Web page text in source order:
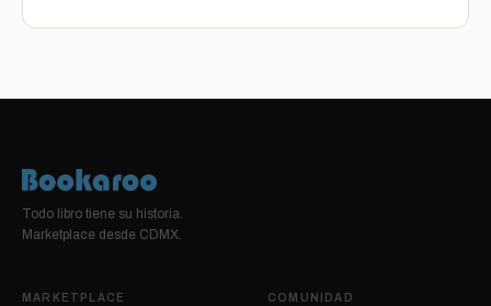
Todo libro tiene su historia.
Marketplace desde CDMX.
MARKETPLACE COMUNIDAD